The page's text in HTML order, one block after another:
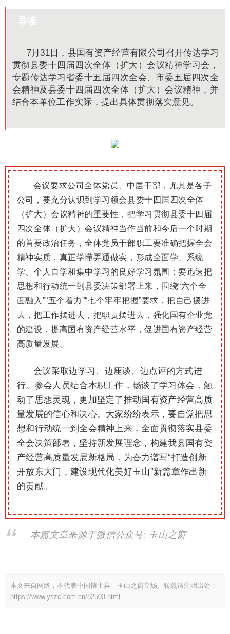
导读
7月31日，县国有资产经营有限公司召开传达学习
贯彻县委十四届四次全体（扩大）会议精神学习会，
专题传达学习省委十五届四次全会、市委五届四次全
会精神及县委十四届四次全体（扩大）会议精神，并
结合本单位工作实际，提出具体贯彻落实意见。
会议要求公司全体党员、中层干部，尤其是各子
公司，要充分认识到学习领会县委十四届四次全体
（扩大）会议精神的重要性，把学习贯彻县委十四届
四次全体（扩大）会议精神当作当前和今后一个时期
的首要政治任务，全体党员干部职工要准确把握全会
精神实质，真正学懂弄通做实，形成全面学、系统
学、个人自学和集中学习的良好学习氛围；要迅速把
思想和行动统一到县委决策部署上来，围绕“六个全
面融入”“五个着力”“七个牢牢把握”要求，把自己摆进
去，把工作摆进去，把职责摆进去，强化国有企业党
的建设，提高国有资产经营水平，促进国有资产经营
高质量发展。
会议采取边学习、边座谈、边点评的方式进
行。参会人员结合本职工作，畅谈了学习体会，触
动了思想灵魂，更加坚定了推动国有资产经营高质
量发展的信心和决心。大家纷纷表示，要自觉把思
想和行动统一到全会精神上来，全面贯彻落实县委
全会决策部署，坚持新发展理念，构建我县国有资
产经营高质量发展新格局，为奋力谱写“打造创新
开放东大门，建设现代化美好玉山”新篇章作出新
的贡献。
本篇文章来源于微信公众号: 玉山之窗
本文来自网络，不代表中国博士县—玉山之窗立场。转载请注明出处：
https://www.yszc.com.cn/82503.html